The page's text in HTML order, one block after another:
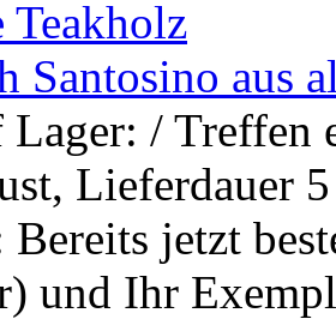
Santosino aus